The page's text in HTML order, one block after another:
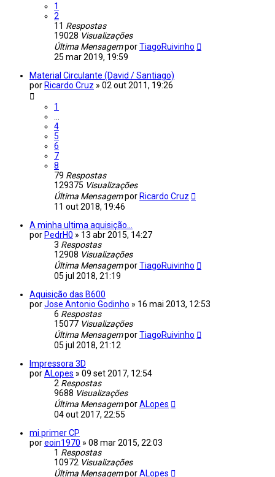
1
2
11 Respostas
19028 Visualizações
Última MensagemporTiagoRuivinho
25 mar 2019, 19:59
Material Circulante (David / Santiago)
por Ricardo Cruz » 02 out 2011, 19:26
1
4
5
6
7
8
79 Respostas
129375 Visualizações
Última Mensagempor Ricardo Cruz
11 out 2018, 19:46
A minha ultima aquisição...
por PedrH0 » 13 abr 2015, 14:27
3 Respostas
12908 Visualizações
Última MensagemporTiagoRuivinho
05 jul 2018, 21:19
Aquisição das B600
porJose Antonio Godinho » 16 mai 2013, 12:53
6 Respostas
15077 Visualizações
Última MensagemporTiagoRuivinho
05 jul 2018, 21:12
Impressora 3D
porALopes » 09 set 2017, 12:54
2 Respostas
9688 Visualizações
Última MensagemporALopes
04 out 2017, 22:55
mi primer CP
poreoin1970 » 08 mar 2015, 22:03
1 Respostas
10972 Visualizações
Última MensagemporALopes